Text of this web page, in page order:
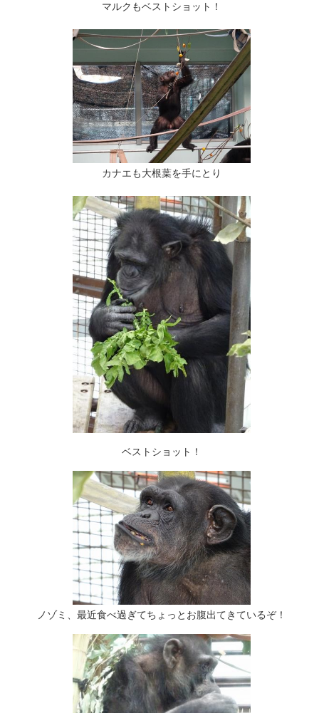
マルクもベストショット！
カナエも大根葉を手にとり
ベストショット！
ノゾミ、最近食べ過ぎてちょっとお腹出てきているぞ！